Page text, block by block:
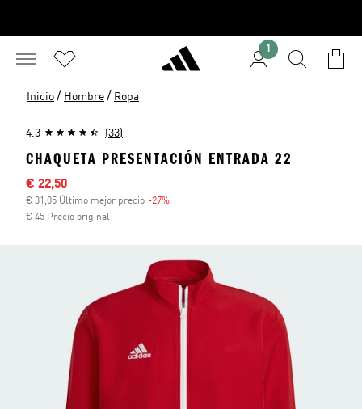
1
Inicio / Hombre / Ropa
4.3 (33)
CHAQUETA PRESENTACIÓN ENTRADA 22
Precio rebajado
€ 22,50
€ 31,05 Último mejor precio -27%
€ 45 Precio original